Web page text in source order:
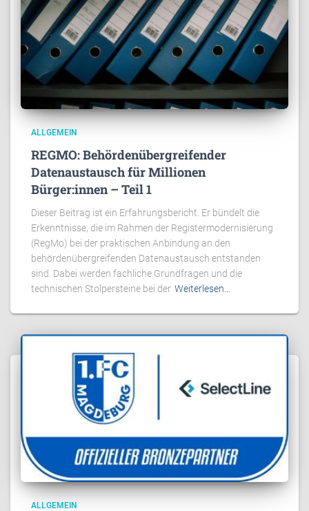
ALLGEMEIN
REGMO: Behördenübergreifender
Datenaustausch für Millionen
Bürger:innen – Teil 1
Dieser Beitrag ist ein Erfahrungsbericht. Er bündelt die
Erkenntnisse, die im Rahmen der Registermodernisierung
(RegMo) bei der praktischen Anbindung an den
behördenübergreifenden Datenaustausch entstanden
sind. Dabei werden fachliche Grundfragen und die
technischen Stolpersteine bei der Weiterlesen…
ALLGEMEIN